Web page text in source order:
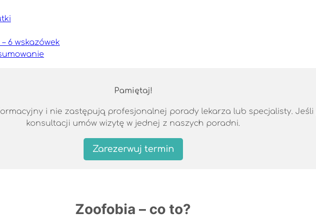
6 wskazówek
Pamiętaj!
i nie zastępują profesjonalnej porady lekarza lub specjalisty.
konsultacji umów wizytę w jednej z naszych poradni.
Zarezerwuj termin
Zoofobia – co to?